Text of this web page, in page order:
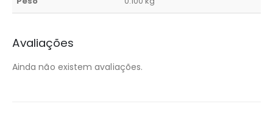
Avaliações
Ainda não existem avaliações.